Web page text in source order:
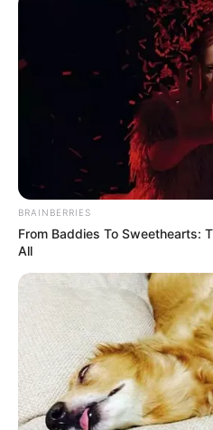
BRAINBERRIES
From Baddies To Sweethearts:
All